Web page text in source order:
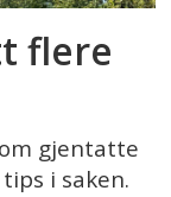
flere
gjentatte
i saken.